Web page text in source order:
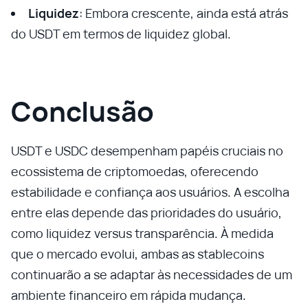
Liquidez: Embora crescente, ainda está atrás
do USDT em termos de liquidez global.
Conclusão
USDT e USDC desempenham papéis cruciais no
ecossistema de criptomoedas, oferecendo
estabilidade e confiança aos usuários. A escolha
entre elas depende das prioridades do usuário,
como liquidez versus transparência. À medida
que o mercado evolui, ambas as stablecoins
continuarão a se adaptar às necessidades de um
ambiente financeiro em rápida mudança.